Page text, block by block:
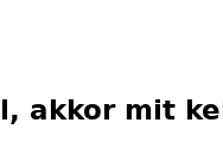
akkor mit